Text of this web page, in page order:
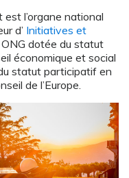
l’organe national
d’ Initiatives et
dotée du statut
économique et social
statut participatif en
de l’Europe.